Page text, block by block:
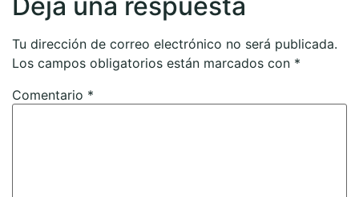
Tu dirección de correo electrónico no será publicada.
Los campos obligatorios están marcados con *
Comentario *